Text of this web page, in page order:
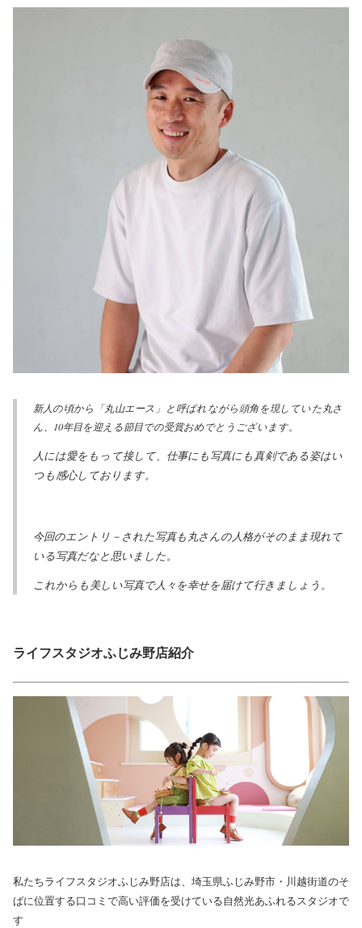
新人の頃から「丸山エース」と呼ばれながら頭角を現していた丸さ
ん、10年目を迎える節目での受賞おめでとうございます。
人には愛をもって接して、仕事にも写真にも真剣である姿はい
つも感心しております。
今回のエントリ－された写真も丸さんの人格がそのまま現れて
いる写真だなと思いました。
これからも美しい写真で人々を幸せを届けて行きましょう。
ライフスタジオふじみ野店紹介
私たちライフスタジオふじみ野店は、埼玉県ふじみ野市・川越街道のそ
ばに位置する口コミで高い評価を受けている自然光あふれるスタジオで
す